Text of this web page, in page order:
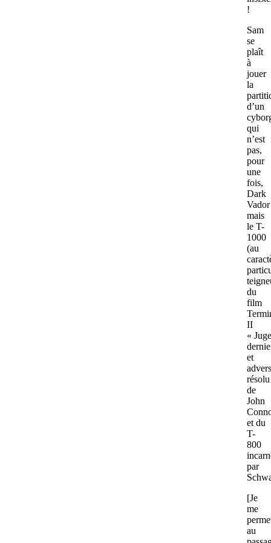
!
Sam
se
plaît
à
jouer
la
d’un
qui
n’est
pas,
pour
une
fois,
Dark
Vador
mais
le T-
1000
(au
du
film
II
«
et
résolu
de
John
et du
T-
800
par
[Je
me
au